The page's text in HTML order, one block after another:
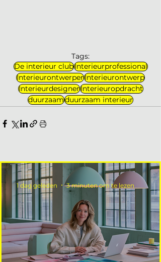
Tags:
De interieur clubInterieurprofessional
InterieurontwerperInterieurontwerp
InterieurdesignerInterieuropdracht
duurzaamduurzaam interieur
1 dag geleden 3 minuten om te lezen